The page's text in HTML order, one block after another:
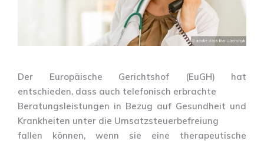
Der Europäische Gerichtshof (EuGH) hat
entschieden, dass auch telefonisch erbrachte
Beratungsleistungen in Bezug auf Gesundheit und
Krankheiten unter die Umsatzsteuerbefreiung
fallen können, wenn sie eine therapeutische